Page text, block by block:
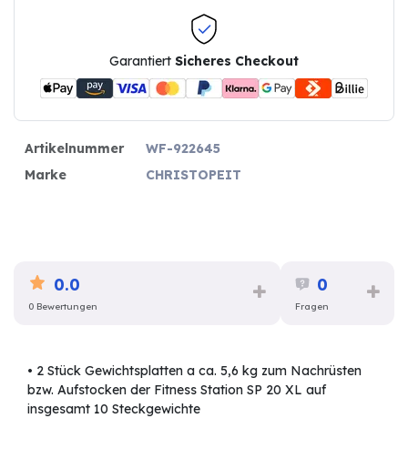
Garantiert Sicheres Checkout
Artikelnummer
WF-922645
Marke
CHRISTOPEIT
0.0
0 Bewertungen
0
Fragen
• 2 Stück Gewichtsplatten a ca. 5,6 kg zum Nachrüsten
bzw. Aufstocken der Fitness Station SP 20 XL auf
insgesamt 10 Steckgewichte